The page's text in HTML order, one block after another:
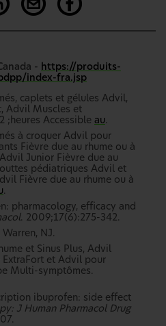
- https://produits-
index-fra.jsp
caplets et gélules Advil,
Advil Muscles et
;heures Accessible au.
à croquer Advil pour
Fièvre due au rhume ou à
Junior Fièvre due au
pédiatriques Advil et
Fièvre due au rhume ou à
.
pharmacology, efficacy and
. 2009;17(6):275-342.
Warren, NJ.
et Sinus Plus, Advil
ExtraFort et Advil pour
Multi-symptômes.
ibuprofen: side effect
J Human Pharmacol Drug